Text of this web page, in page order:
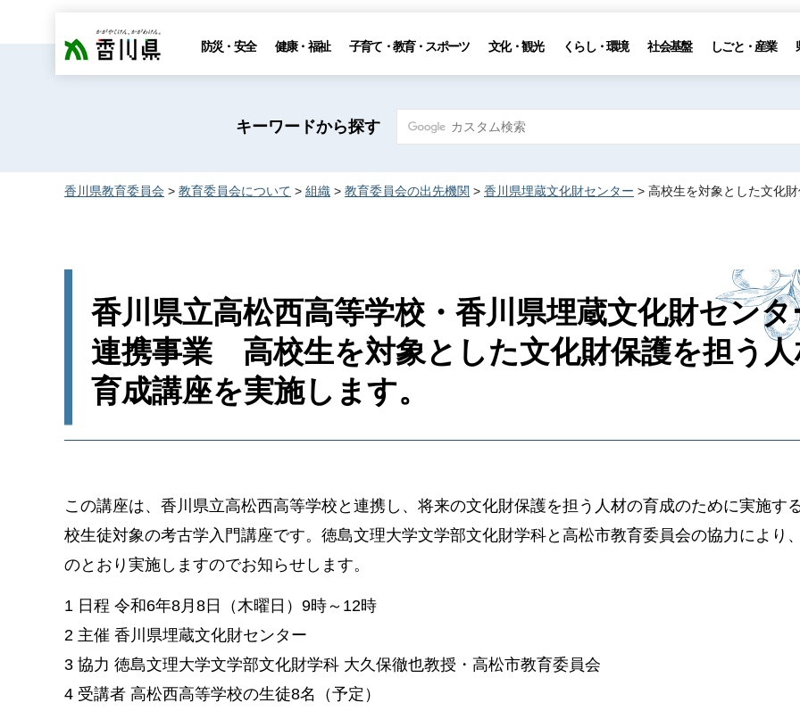
香川県 防災・安全 健康・福祉 子育て・教育・スポーツ 文化・観光 くらし・環境 社会基盤 しごと・産業
キーワードから探す
香川県教育委員会 > 教育委員会について > 組織 > 教育委員会の出先機関 > 香川県埋蔵文化財センター > 高校生を対象とした文化
香川県立高松西高等学校・香川県埋蔵文化財センタ
連携事業 高校生を対象とした文化財保護を担う
育成講座を実施します。
この講座は、香川県立高松西高等学校と連携し、将来の文化財保護を担う人材の育成のために実施す
校生徒対象の考古学入門講座です。徳島文理大学文学部文化財学科と高松市教育委員会の協力により
のとおり実施しますのでお知らせします。
1 日程 令和6年8月8日（木曜日）9時～12時
2 主催 香川県埋蔵文化財センター
3 協力 徳島文理大学文学部文化財学科 大久保徹也教授・高松市教育委員会
4 受講者 高松西高等学校の生徒8名（予定）